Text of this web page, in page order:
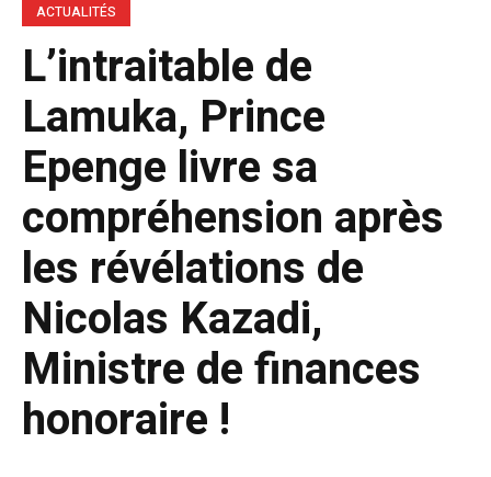
ACTUALITÉS
L’intraitable de
Lamuka, Prince
Epenge livre sa
compréhension après
les révélations de
Nicolas Kazadi,
Ministre de finances
honoraire !